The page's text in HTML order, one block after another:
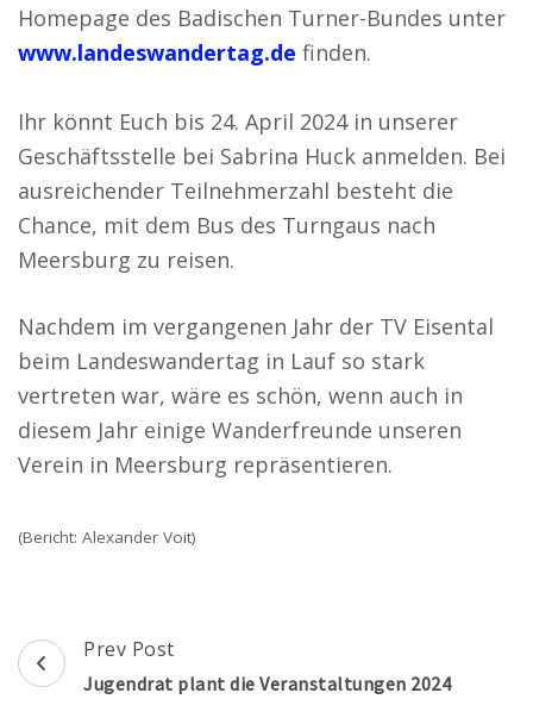
Homepage des Badischen Turner-Bundes unter
www.landeswandertag.de finden.
Ihr könnt Euch bis 24. April 2024 in unserer
Geschäftsstelle bei Sabrina Huck anmelden. Bei
ausreichender Teilnehmerzahl besteht die
Chance, mit dem Bus des Turngaus nach
Meersburg zu reisen.
Nachdem im vergangenen Jahr der TV Eisental
beim Landeswandertag in Lauf so stark
vertreten war, wäre es schön, wenn auch in
diesem Jahr einige Wanderfreunde unseren
Verein in Meersburg repräsentieren.
(Bericht: Alexander Voit)
Post
Navigation
Prev Post
Jugendrat plant die Veranstaltungen 2024